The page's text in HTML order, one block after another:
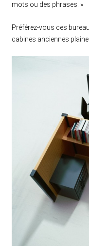
mots ou des phrases. »
Préférez-vous ces
cabines anciennes